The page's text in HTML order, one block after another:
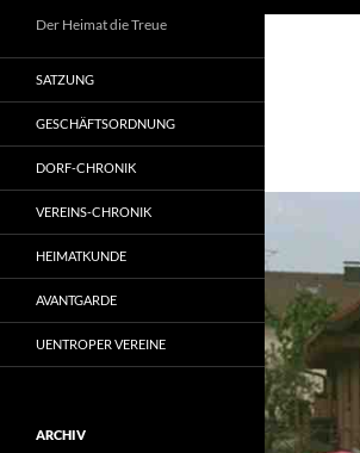
Der Heimat die Treue
SATZUNG
GESCHÄFTSORDNUNG
DORF-CHRONIK
VEREINS-CHRONIK
HEIMATKUNDE
AVANTGARDE
UENTROPER VEREINE
ARCHIV